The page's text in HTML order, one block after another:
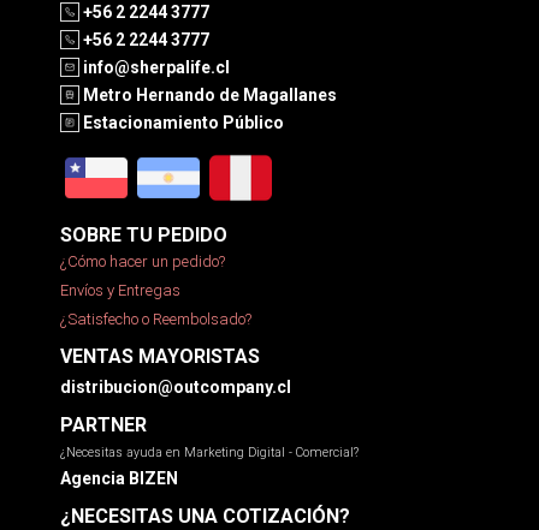
+56 2 2244 3777
+56 2 2244 3777
info@sherpalife.cl
Metro Hernando de Magallanes
Estacionamiento Público
SOBRE TU PEDIDO
¿Cómo hacer un pedido?
Envíos y Entregas
¿Satisfecho o Reembolsado?
VENTAS MAYORISTAS
distribucion@outcompany.cl
PARTNER
¿Necesitas ayuda en Marketing Digital - Comercial?
Agencia BIZEN
¿NECESITAS UNA COTIZACIÓN?